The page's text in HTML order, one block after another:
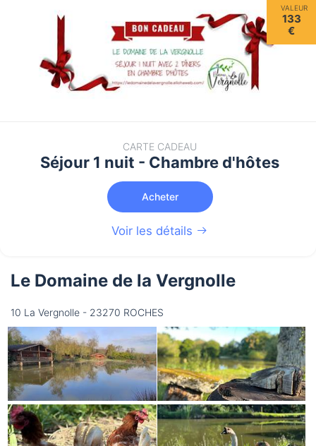
VALEUR
133
€
CARTE CADEAU
Séjour 1 nuit - Chambre d'hôtes
Acheter
Voir les détails
Le Domaine de la Vergnolle
10 La Vergnolle - 23270 ROCHES